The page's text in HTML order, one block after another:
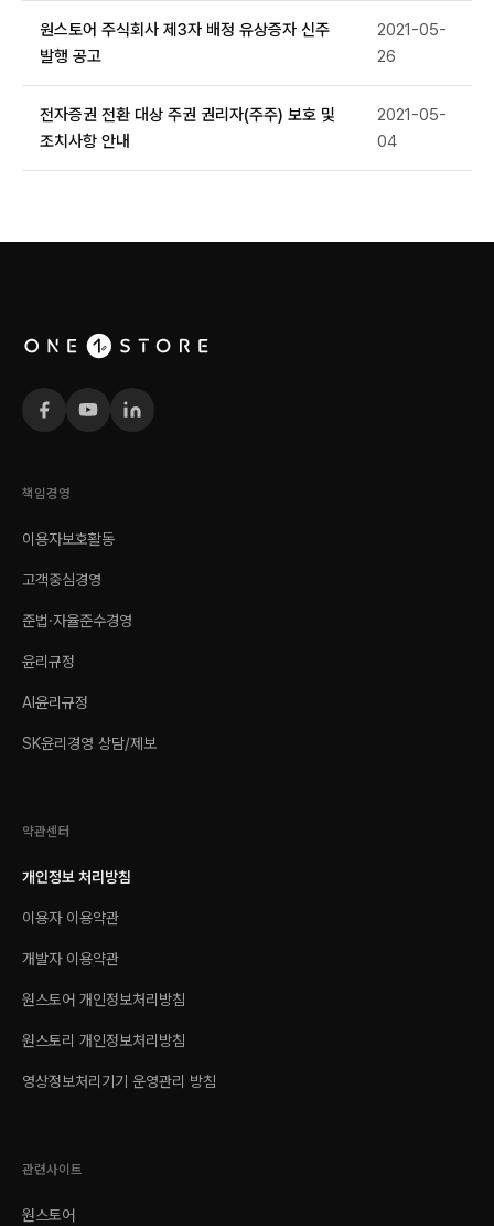
원스토어 주식회사 제3자 배정 유상증자 신주
발행 공고
2021-05-
26
전자증권 전환 대상 주권 권리자(주주) 보호 및
조치사항 안내
2021-05-
04
책임경영
이용자보호활동
고객중심경영
준법·자율준수경영
윤리규정
AI윤리규정
SK윤리경영 상담/제보
약관센터
개인정보 처리방침
이용자 이용약관
개발자 이용약관
원스토어 개인정보처리방침
원스토리 개인정보처리방침
영상정보처리기기 운영관리 방침
관련사이트
원스토어